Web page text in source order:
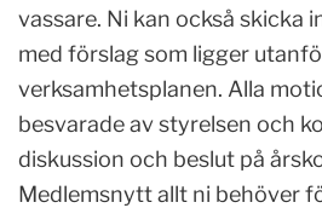
vassare. Ni kan också skicka
med förslag som ligger
verksamhetsplanen. Alla
besvarade av styrelsen och
diskussion och beslut på
Medlemsnytt allt ni behöver